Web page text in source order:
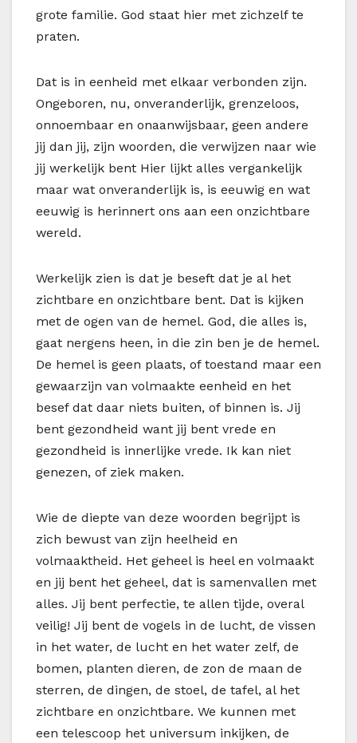
grote familie. God staat hier met zichzelf te
praten.
Dat is in eenheid met elkaar verbonden zijn.
Ongeboren, nu, onveranderlijk, grenzeloos,
onnoembaar en onaanwijsbaar, geen andere
jij dan jij, zijn woorden, die verwijzen naar wie
jij werkelijk bent Hier lijkt alles vergankelijk
maar wat onveranderlijk is, is eeuwig en wat
eeuwig is herinnert ons aan een onzichtbare
wereld.
Werkelijk zien is dat je beseft dat je al het
zichtbare en onzichtbare bent. Dat is kijken
met de ogen van de hemel. God, die alles is,
gaat nergens heen, in die zin ben je de hemel.
De hemel is geen plaats, of toestand maar een
gewaarzijn van volmaakte eenheid en het
besef dat daar niets buiten, of binnen is. Jij
bent gezondheid want jij bent vrede en
gezondheid is innerlijke vrede. Ik kan niet
genezen, of ziek maken.
Wie de diepte van deze woorden begrijpt is
zich bewust van zijn heelheid en
volmaaktheid. Het geheel is heel en volmaakt
en jij bent het geheel, dat is samenvallen met
alles. Jij bent perfectie, te allen tijde, overal
veilig! Jij bent de vogels in de lucht, de vissen
in het water, de lucht en het water zelf, de
bomen, planten dieren, de zon de maan de
sterren, de dingen, de stoel, de tafel, al het
zichtbare en onzichtbare. We kunnen met
een telescoop het universum inkijken, de